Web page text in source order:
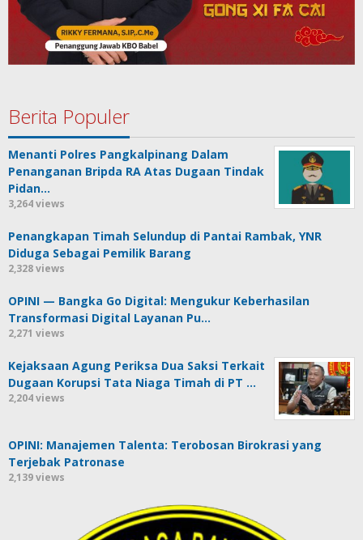
Berita Populer
Menanti Polres Pangkalpinang Dalam
Penanganan Bripda RA Atas Dugaan Tindak
Pidan…
3,264 views
Penangkapan Timah Selundup di Pantai Rambak, YNR
Diduga Sebagai Pemilik Barang
2,328 views
OPINI — Bangka Go Digital: Mengukur Keberhasilan
Transformasi Digital Layanan Pu…
2,271 views
Kejaksaan Agung Periksa Dua Saksi Terkait
Dugaan Korupsi Tata Niaga Timah di PT …
2,204 views
OPINI: Manajemen Talenta: Terobosan Birokrasi yang
Terjebak Patronase
2,139 views